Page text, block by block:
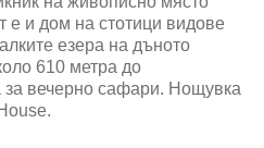
е и дом на стотици видове
езера на дъното
610 метра до
за вечерно сафари. Нощувка